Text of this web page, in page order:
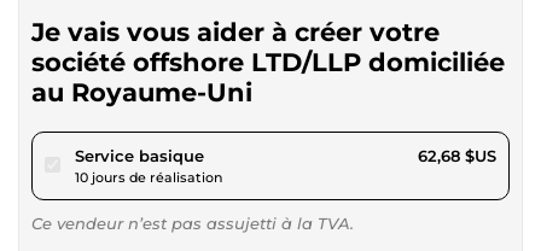
Je vais vous aider à créer votre
société offshore LTD/LLP domiciliée
au Royaume-Uni
Service basiquepour 57,77 $US
10 jours de réalisation
62,68 $US
Ce vendeur n’est pas assujetti à la TVA.